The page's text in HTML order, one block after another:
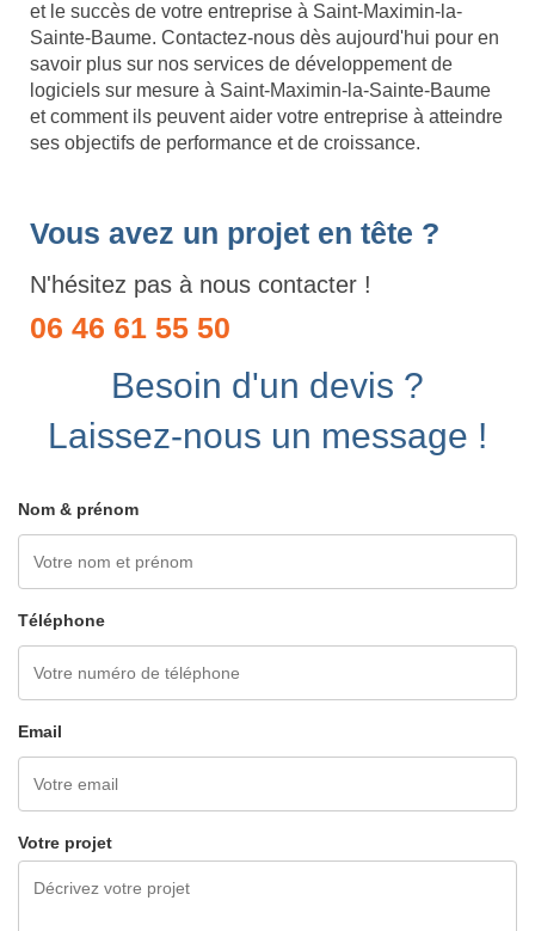
et le succès de votre entreprise à Saint-Maximin-la-
Sainte-Baume. Contactez-nous dès aujourd'hui pour en
savoir plus sur nos services de développement de
logiciels sur mesure à Saint-Maximin-la-Sainte-Baume
et comment ils peuvent aider votre entreprise à atteindre
ses objectifs de performance et de croissance.
Vous avez un projet en tête ?
N'hésitez pas à nous contacter !
06 46 61 55 50
Besoin d'un devis ?
Laissez-nous un message !
Nom & prénom
Téléphone
Email
Votre projet